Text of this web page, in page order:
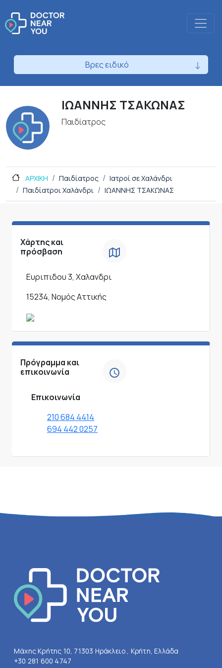
Βρες ειδικό
ΙΩΑΝΝΗΣ ΤΣΑΚΩΝΑΣ
Παιδίατρος
ΑΡΧΙΚΗ Παιδίατρος
Ιατροί σε Χαλάνδρι
Παιδίατροι Χαλάνδρι
ΙΩΑΝΝΗΣ ΤΣΑΚΩΝΑΣ
Χάρτης και
πρόσβαση
Ευριπιδου 3, Χαλανδρι
15234, Νομός Αττικής
Πρόγραμμα και
επικοινωνία
Επικοινωνία
210 684 4414
694 442 0257
Μάχης Κρήτης 10, 71303 Ηράκλειο , Κρήτη, Ελλάδα
+30 281 600 4747